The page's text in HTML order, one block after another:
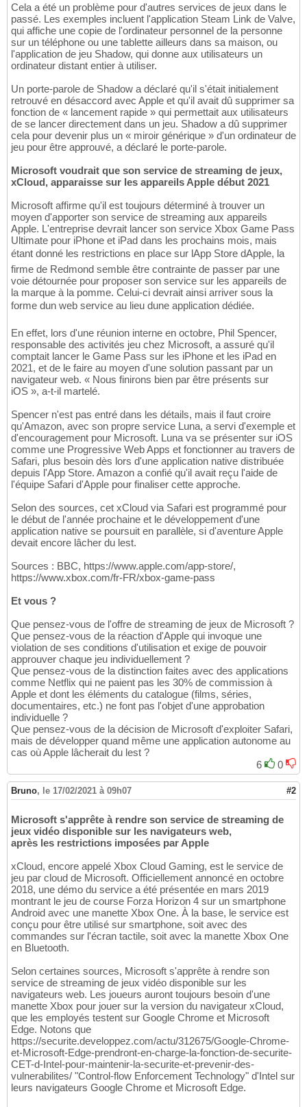
Cela a été un problème pour d'autres services de jeux dans le
passé. Les exemples incluent l'application Steam Link de Valve,
qui affiche une copie de l'ordinateur personnel de la personne
sur un téléphone ou une tablette ailleurs dans sa maison, ou
l'application de jeu Shadow, qui donne aux utilisateurs un
ordinateur distant entier à utiliser.
Un porte-parole de Shadow a déclaré qu'il s'était initialement
retrouvé en désaccord avec Apple et qu'il avait dû supprimer sa
fonction de « lancement rapide » qui permettait aux utilisateurs
de se lancer directement dans un jeu. Shadow a dû supprimer
cela pour devenir plus un « miroir générique » d'un ordinateur de
jeu pour être approuvé, a déclaré le porte-parole.
Microsoft voudrait que son service de streaming de jeux,
xCloud, apparaisse sur les appareils Apple début 2021
Microsoft affirme qu'il est toujours déterminé à trouver un
moyen d'apporter son service de streaming aux appareils
Apple. L'entreprise devrait lancer son service Xbox Game Pass
Ultimate pour iPhone et iPad dans les prochains mois, mais
étant donné les restrictions en place sur lApp Store dApple, la
firme de Redmond semble être contrainte de passer par une
voie détournée pour proposer son service sur les appareils de
la marque à la pomme. Celui-ci devrait ainsi arriver sous la
forme dun web service au lieu dune application dédiée.
En effet, lors d'une réunion interne en octobre, Phil Spencer,
responsable des activités jeu chez Microsoft, a assuré qu'il
comptait lancer le Game Pass sur les iPhone et les iPad en
2021, et de le faire au moyen d'une solution passant par un
navigateur web. « Nous finirons bien par être présents sur
iOS », a-t-il martelé.
Spencer n'est pas entré dans les détails, mais il faut croire
qu'Amazon, avec son propre service Luna, a servi d'exemple et
d'encouragement pour Microsoft. Luna va se présenter sur iOS
comme une Progressive Web Apps et fonctionner au travers de
Safari, plus besoin dès lors d'une application native distribuée
depuis l'App Store. Amazon a confié qu'il avait reçu l'aide de
l'équipe Safari d'Apple pour finaliser cette approche.
Selon des sources, cet xCloud via Safari est programmé pour
le début de l'année prochaine et le développement d'une
application native se poursuit en parallèle, si d'aventure Apple
devait encore lâcher du lest.
Sources : BBC, https://www.apple.com/app-store/,
https://www.xbox.com/fr-FR/xbox-game-pass
Et vous ?
Que pensez-vous de l'offre de streaming de jeux de Microsoft ?
Que pensez-vous de la réaction d'Apple qui invoque une
violation de ses conditions d'utilisation et exige de pouvoir
approuver chaque jeu individuellement ?
Que pensez-vous de la distinction faites avec des applications
comme Netflix qui ne paient pas les 30% de commission à
Apple et dont les éléments du catalogue (films, séries,
documentaires, etc.) ne font pas l'objet d'une approbation
individuelle ?
Que pensez-vous de la décision de Microsoft d'exploiter Safari,
mais de développer quand même une application autonome au
cas où Apple lâcherait du lest ?
6
0
Bruno, le 17/02/2021 à 09h07 #2
Microsoft s'apprête à rendre son service de streaming de
jeux vidéo disponible sur les navigateurs web,
après les restrictions imposées par Apple
xCloud, encore appelé Xbox Cloud Gaming, est le service de
jeu par cloud de Microsoft. Officiellement annoncé en octobre
2018, une démo du service a été présentée en mars 2019
montrant le jeu de course Forza Horizon 4 sur un smartphone
Android avec une manette Xbox One. À la base, le service est
conçu pour être utilisé sur smartphone, soit avec des
commandes sur l'écran tactile, soit avec la manette Xbox One
en Bluetooth.
Selon certaines sources, Microsoft s'apprête à rendre son
service de streaming de jeux vidéo disponible sur les
navigateurs web. Les joueurs auront toujours besoin d'une
manette Xbox pour jouer sur la version du navigateur xCloud,
que les employés testent sur Google Chrome et Microsoft
Edge. Notons que
https://securite.developpez.com/actu/312675/Google-Chrome-
et-Microsoft-Edge-prendront-en-charge-la-fonction-de-securite-
CET-d-Intel-pour-maintenir-la-securite-et-prevenir-des-
vulnerabilites/ "Control-flow Enforcement Technology" d'Intel sur
leurs navigateurs Google Chrome et Microsoft Edge.